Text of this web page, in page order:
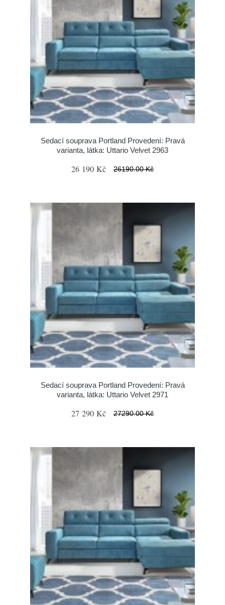
Sedací souprava Portland Provedení: Pravá
varianta, látka: Uttario Velvet 2963
26 190 Kč 26190.00 Kč
Sedací souprava Portland Provedení: Pravá
varianta, látka: Uttario Velvet 2971
27 290 Kč 27290.00 Kč